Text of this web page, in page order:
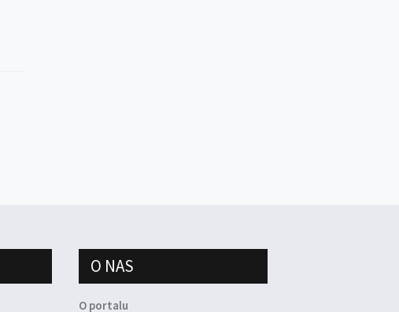
O NAS
O portalu